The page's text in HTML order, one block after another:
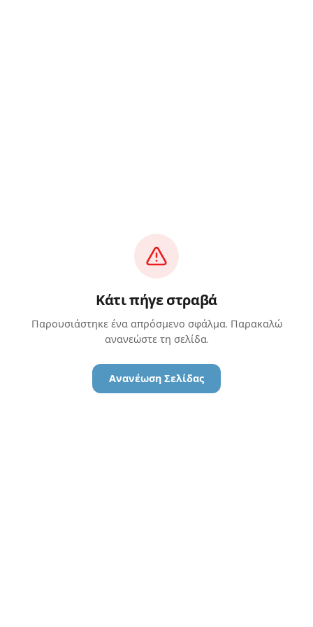
Κάτι πήγε στραβά
Παρουσιάστηκε ένα απρόσμενο σφάλμα. Παρακαλώ
ανανεώστε τη σελίδα.
Ανανέωση Σελίδας